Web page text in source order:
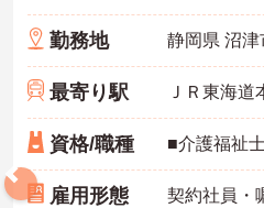
勤務地 静岡県 沼
最寄り駅
資格/職種
雇用形態 契約社員・